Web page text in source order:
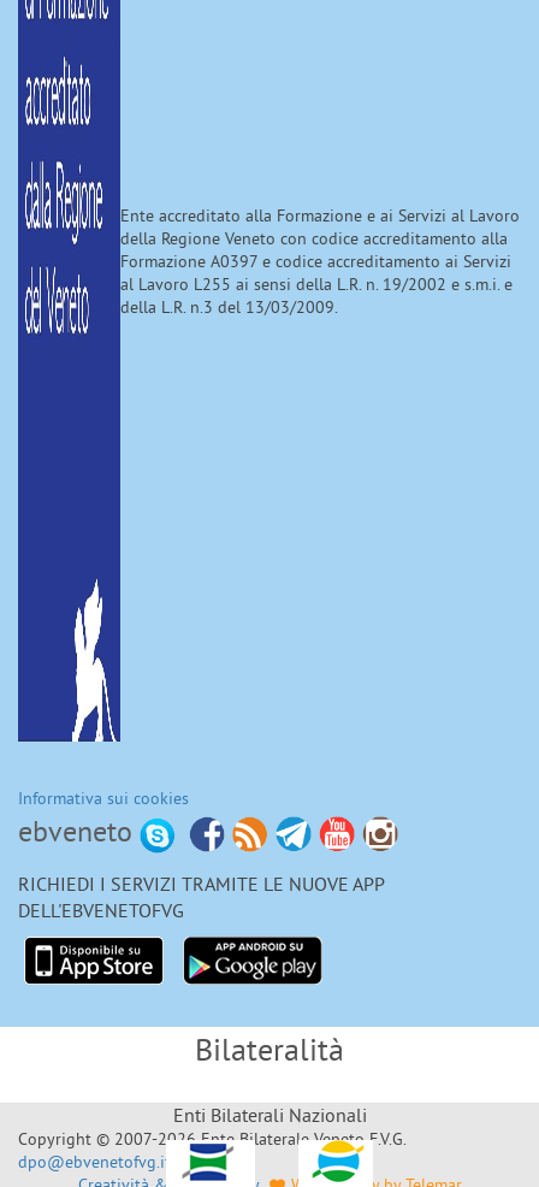
Ente accreditato alla Formazione e ai Servizi al Lavoro
della Regione Veneto con codice accreditamento alla
Formazione A0397 e codice accreditamento ai Servizi
al Lavoro L255 ai sensi della L.R. n. 19/2002 e s.m.i. e
della L.R. n.3 del 13/03/2009.
Informativa sui cookies
ebveneto
RICHIEDI I SERVIZI TRAMITE LE NUOVE APP
DELL'EBVENETOFVG
Bilateralità
Enti Bilaterali Nazionali
Copyright © 2007-2026 Ente Bilaterale Veneto F.V.G.
dpo@ebvenetofvg.it